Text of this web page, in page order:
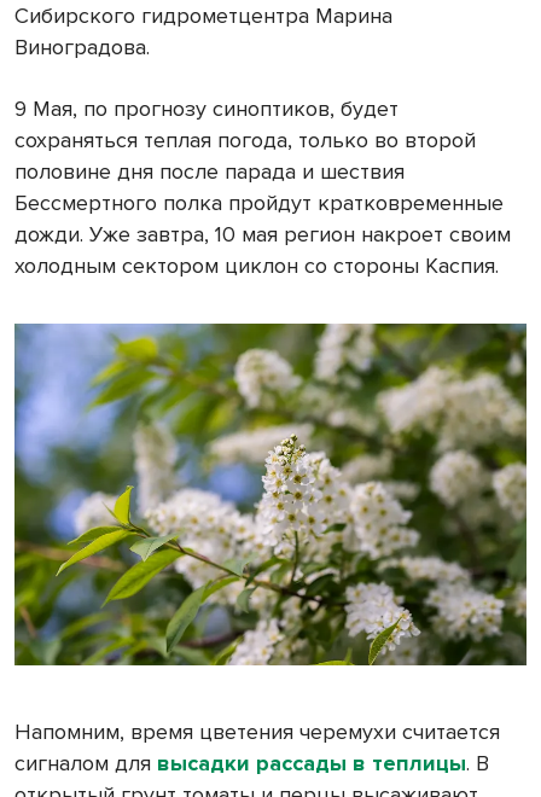
Сибирского гидрометцентра Марина
Виноградова.
9 Мая, по прогнозу синоптиков, будет
сохраняться теплая погода, только во второй
половине дня после парада и шествия
Бессмертного полка пройдут кратковременные
дожди. Уже завтра, 10 мая регион накроет своим
холодным сектором циклон со стороны Каспия.
Напомним, время цветения черемухи считается
сигналом для высадки рассады в теплицы. В